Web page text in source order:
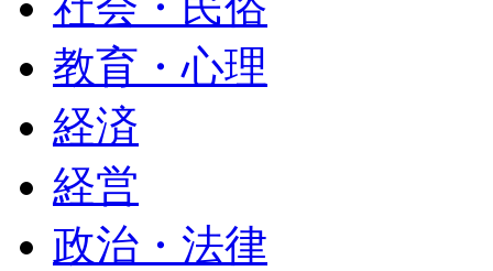
教育・心理
経済
経営
政治・法律